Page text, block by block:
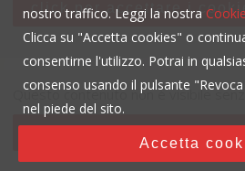
click per accettare i
Questo contenuto non è visibile
nostro traffico. Leggi la nostra
Clicca su "Accetta cookies" o
consentirne l'utilizzo. Potrai in
consenso usando il pulsante
nel piede del sito.
Accetta